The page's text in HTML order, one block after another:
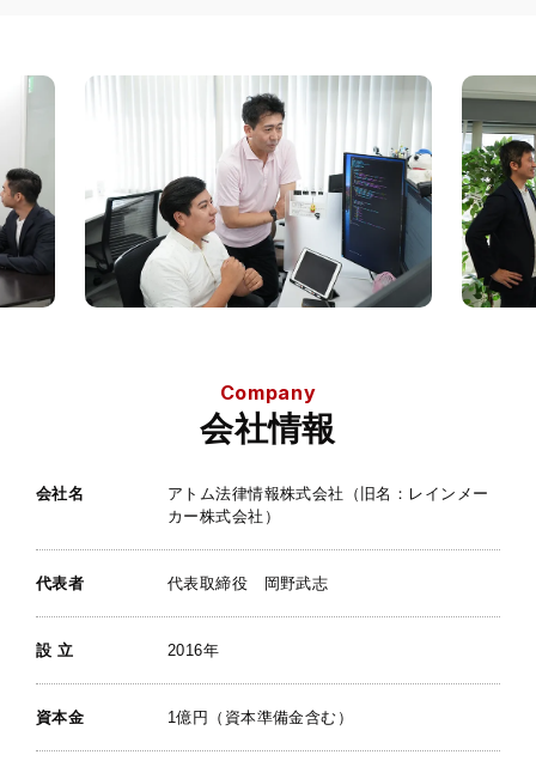
Company
会社情報
会社名
アトム法律情報株式会社（旧名：レインメー
カー株式会社）
代表者 代表取締役 岡野武志
設 立 2016年
資本金 1億円（資本準備金含む）